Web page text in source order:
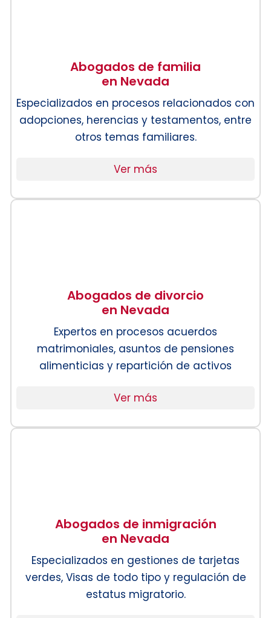
Abogados de familia
en Nevada
Especializados en procesos relacionados con
adopciones, herencias y testamentos, entre
otros temas familiares.
Ver más
Abogados de divorcio
en Nevada
Expertos en procesos acuerdos
matrimoniales, asuntos de pensiones
alimenticias y repartición de activos
Ver más
Abogados de inmigración
en Nevada
Especializados en gestiones de tarjetas
verdes, Visas de todo tipo y regulación de
estatus migratorio.